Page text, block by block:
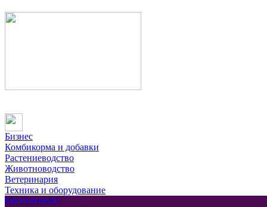
Бизнес
Комбикорма и добавки
Растениеводство
Животноводство
Ветеринария
Техника и оборудование
ИНТЕРВЬЮ